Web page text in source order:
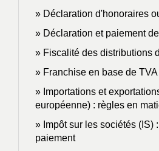
Déclaration d'honoraires
Déclaration et paiement
Fiscalité des distributions
Franchise en base de TVA
Importations et
européenne) : règles en
Impôt sur les sociétés (IS)
paiement